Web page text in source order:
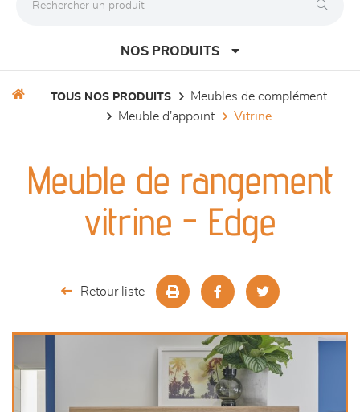
NOS PRODUITS
séjours
meubles de complément
outdoor
décoration
TOUS NOS PRODUITS
meubles de complément
meuble d'appoint
vitrine
Meuble de rangement
vitrine - Edge
Retour liste